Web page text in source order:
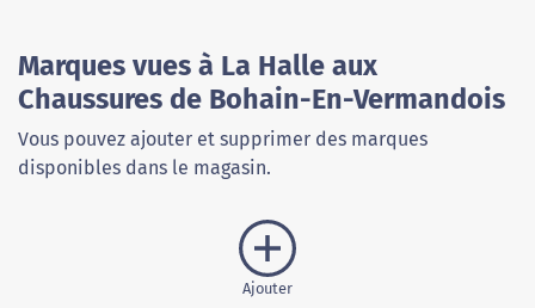
Marques vues à La Halle aux
Chaussures de Bohain-En-Vermandois
Vous pouvez ajouter et supprimer des marques
disponibles dans le magasin.
Ajouter